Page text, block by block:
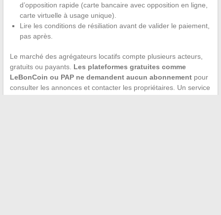
d’opposition rapide (carte bancaire avec opposition en ligne,
carte virtuelle à usage unique).
Lire les conditions de résiliation avant de valider le paiement,
pas après.
Le marché des agrégateurs locatifs compte plusieurs acteurs,
gratuits ou payants. Les plateformes gratuites comme
LeBonCoin ou PAP ne demandent aucun abonnementpour
consulter les annonces et contacter les propriétaires. Un service